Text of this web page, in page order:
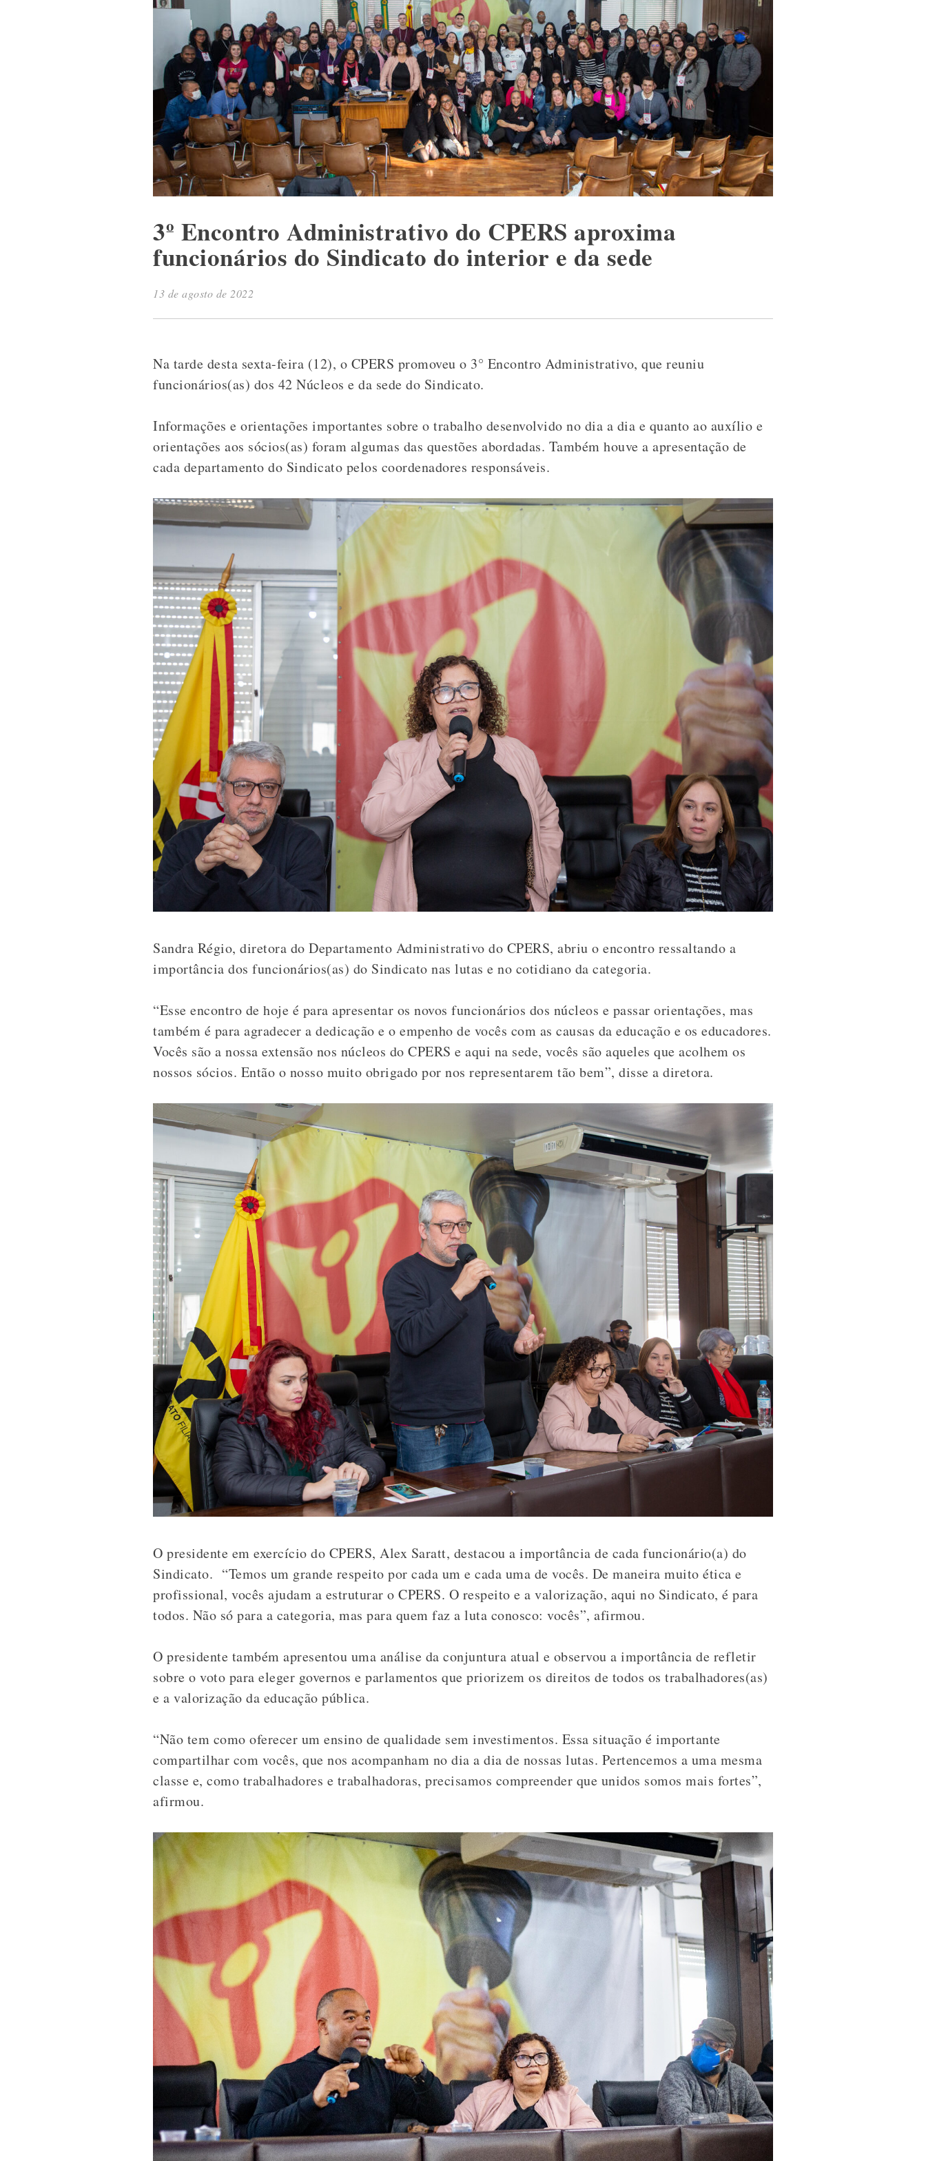
3º Encontro Administrativo do CPERS aproxima
funcionários do Sindicato do interior e da sede
13 de agosto de 2022
Na tarde desta sexta-feira (12), o CPERS promoveu o 3° Encontro Administrativo, que reuniu
funcionários(as) dos 42 Núcleos e da sede do Sindicato.
Informações e orientações importantes sobre o trabalho desenvolvido no dia a dia e quanto ao auxílio e
orientações aos sócios(as) foram algumas das questões abordadas. Também houve a apresentação de
cada departamento do Sindicato pelos coordenadores responsáveis.
Sandra Régio, diretora do Departamento Administrativo do CPERS, abriu o encontro ressaltando a
importância dos funcionários(as) do Sindicato nas lutas e no cotidiano da categoria.
“Esse encontro de hoje é para apresentar os novos funcionários dos núcleos e passar orientações, mas
também é para agradecer a dedicação e o empenho de vocês com as causas da educação e os educadores.
Vocês são a nossa extensão nos núcleos do CPERS e aqui na sede, vocês são aqueles que acolhem os
nossos sócios. Então o nosso muito obrigado por nos representarem tão bem”, disse a diretora.
O presidente em exercício do CPERS, Alex Saratt, destacou a importância de cada funcionário(a) do
Sindicato. “Temos um grande respeito por cada um e cada uma de vocês. De maneira muito ética e
profissional, vocês ajudam a estruturar o CPERS. O respeito e a valorização, aqui no Sindicato, é para
todos. Não só para a categoria, mas para quem faz a luta conosco: vocês”, afirmou.
O presidente também apresentou uma análise da conjuntura atual e observou a importância de refletir
sobre o voto para eleger governos e parlamentos que priorizem os direitos de todos os trabalhadores(as)
e a valorização da educação pública.
“Não tem como oferecer um ensino de qualidade sem investimentos. Essa situação é importante
compartilhar com vocês, que nos acompanham no dia a dia de nossas lutas. Pertencemos a uma mesma
classe e, como trabalhadores e trabalhadoras, precisamos compreender que unidos somos mais fortes”,
afirmou.